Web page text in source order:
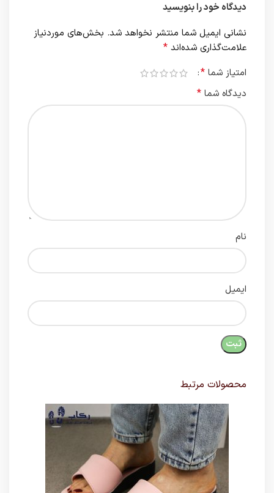
دیدگاه خود را بنویسید
نشانی ایمیل شما منتشر نخواهد شد. بخش‌های موردنیاز
علامت‌گذاری شده‌اند *
امتیاز شما *
دیدگاه شما *
نام
ایمیل
محصولات مرتبط